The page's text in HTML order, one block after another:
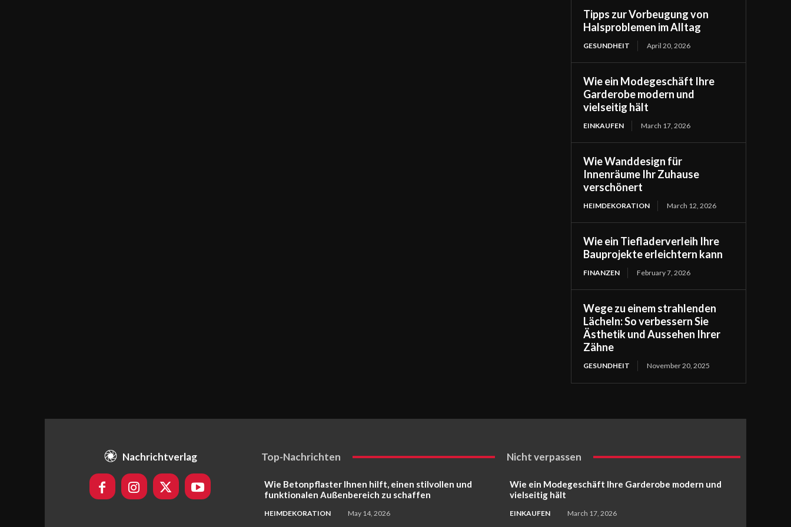
Tipps zur Vorbeugung von
Halsproblemen im Alltag
GESUNDHEIT April 20, 2026
Wie ein Modegeschäft Ihre
Garderobe modern und
vielseitig hält
EINKAUFEN March 17, 2026
Wie Wanddesign für
Innenräume Ihr Zuhause
verschönert
HEIMDEKORATION March 12, 2026
Wie ein Tiefladerverleih Ihre
Bauprojekte erleichtern kann
FINANZEN February 7, 2026
Wege zu einem strahlenden
Lächeln: So verbessern Sie
Ästhetik und Aussehen Ihrer
Zähne
GESUNDHEIT November 20, 2025
Nachrichtverlag Top-Nachrichten
Wie Betonpflaster Ihnen hilft, einen stilvollen und
funktionalen Außenbereich zu schaffen
HEIMDEKORATION May 14, 2026
Nicht verpassen
Wie ein Modegeschäft Ihre Garderobe modern und
vielseitig hält
EINKAUFEN March 17, 2026